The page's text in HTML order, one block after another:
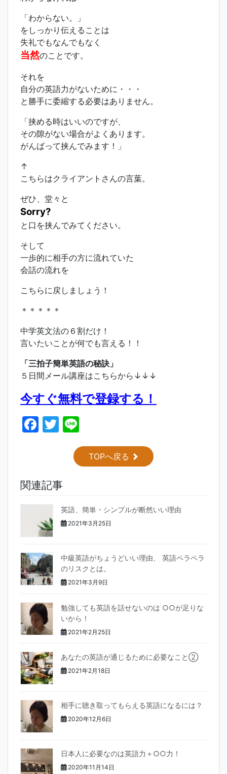
「わからない。」
をしっかり伝えることは
失礼でもなんでもなく
当然のことです。
それを
自分の英語力がないために・・・
と勝手に委縮する必要はありません。
「挟める時はいいのですが、
その隙がない場合がよくあります。
がんばって挟んでみます！」
↑
こちらはクライアントさんの言葉。
ぜひ、堂々と
Sorry?
と口を挟んでみてください。
そして
一歩的に相手の方に流れていた
会話の流れを
こちらに戻しましょう！
＊＊＊＊＊
中学英文法の６割だけ！
言いたいことが何でも言える！！
「三拍子簡単英語の秘訣」
５日間メール講座はこちらから↓↓↓
今すぐ無料で登録する！
F
b
o
o
k
T
itt
TOPへ戻る
関連記事
英語、簡単・シンプルが断然いい理由
2021年3月25日
中級英語がちょうどいい理由、 英語ペラペラ
のリスクとは。
2021年3月9日
勉強しても英語を話せないのは ○○が足りな
いから！
2021年2月25日
あなたの英語が通じるために必要なこと②
2021年2月18日
相手に聴き取ってもらえる英語になるには？
2020年12月6日
日本人に必要なのは英語力＋○○力！
2020年11月14日